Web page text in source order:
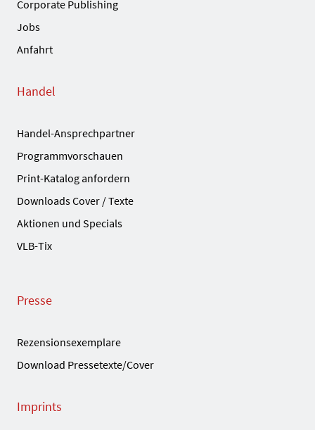
Corporate Publishing
Jobs
Anfahrt
Handel
Handel-Ansprechpartner
Programmvorschauen
Print-Katalog anfordern
Downloads Cover / Texte
Aktionen und Specials
VLB-Tix
Presse
Rezensionsexemplare
Download Pressetexte/Cover
Imprints